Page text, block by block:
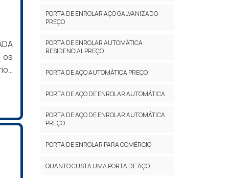
e
os
PORTA DE ENROLAR AÇO GALVANIZADO
PREÇO
PORTA DE ENROLAR AUTOMÁTICA
RESIDENCIAL PREÇO
PORTA DE AÇO AUTOMÁTICA PREÇO
PORTA DE AÇO DE ENROLAR AUTOMÁTICA
PORTA DE AÇO DE ENROLAR AUTOMÁTICA
PREÇO
PORTA DE ENROLAR PARA COMÉRCIO
QUANTO CUSTA UMA PORTA DE AÇO